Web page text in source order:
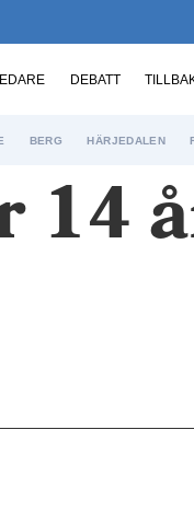
DEBATT
BERG HÄRJEDALEN
14